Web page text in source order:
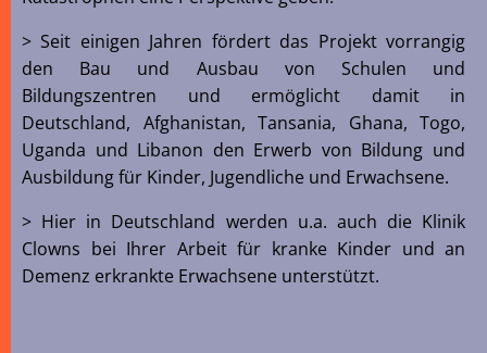
> Seit einigen Jahren fördert das Projekt vorrangig
den Bau und Ausbau von Schulen und
Bildungszentren und ermöglicht damit in
Deutschland, Afghanistan, Tansania, Ghana, Togo,
Uganda und Libanon den Erwerb von Bildung und
Ausbildung für Kinder, Jugendliche und Erwachsene.
> Hier in Deutschland werden u.a. auch die Klinik
Clowns bei Ihrer Arbeit für kranke Kinder und an
Demenz erkrankte Erwachsene unterstützt.